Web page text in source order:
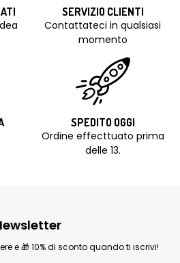
SERVIZIO CLIENTI
Contattateci in qualsiasi
momento
SPEDITO OGGI
Ordine effecttuato prima
delle 13.
e 🎁 10% di sconto quando ti iscrivi!